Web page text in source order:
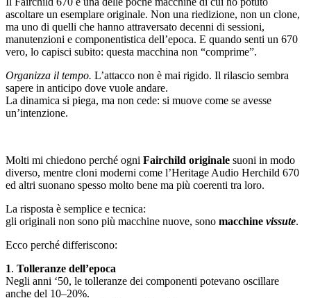
ascoltare un esemplare originale. Non una riedizione, non un clone,
ma uno di quelli che hanno attraversato decenni di sessioni,
manutenzioni e componentistica dell’epoca. E quando senti un 670
vero, lo capisci subito: questa macchina non “comprime”.
Organizza il tempo. L’attacco non è mai rigido. Il rilascio sembra
sapere in anticipo dove vuole andare.
La dinamica si piega, ma non cede: si muove come se avesse
un’intenzione.
Molti mi chiedono perché ogni Fairchild originale suoni in modo
diverso, mentre cloni moderni come l’Heritage Audio Herchild 670
ed altri suonano spesso molto bene ma più coerenti tra loro.
La risposta è semplice e tecnica:
gli originali non sono più macchine nuove, sono macchine vissute.
Ecco perché differiscono:
1. Tolleranze dell’epoca
Negli anni ‘50, le tolleranze dei componenti potevano oscillare
anche del 10–20%.